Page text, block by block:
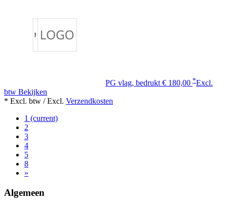
PG vlag, bedrukt € 180,00 *Excl.
btw Bekijken
* Excl. btw / Excl. Verzendkosten
1 (current)
2
3
4
5
8
»
Algemeen